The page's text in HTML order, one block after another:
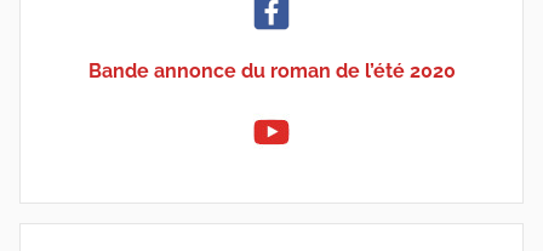
Bande annonce du roman de l’été 2020